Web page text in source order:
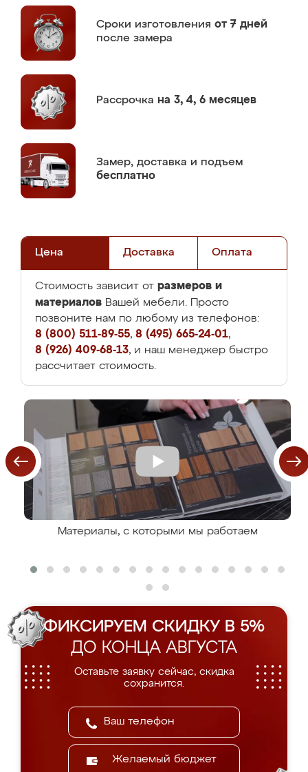
Сроки изготовления от 7 дней
после замера
Рассрочка на 3, 4, 6 месяцев
Замер, доставка и подъем
бесплатно
Цена Доставка Оплата
Стоимость зависит от размеров и
материалов Вашей мебели. Просто
позвоните нам по любому из телефонов:
8 (800) 511-89-55, 8 (495) 665-24-01,
8 (926) 409-68-13, и наш менеджер быстро
рассчитает стоимость.
Материалы, с которыми мы работаем
ФИКСИРУЕМ СКИДКУ В 5%
ДО КОНЦА АВГУСТА
Оставьте заявку сейчас, скидка
сохранится.
Желаемый бюджет